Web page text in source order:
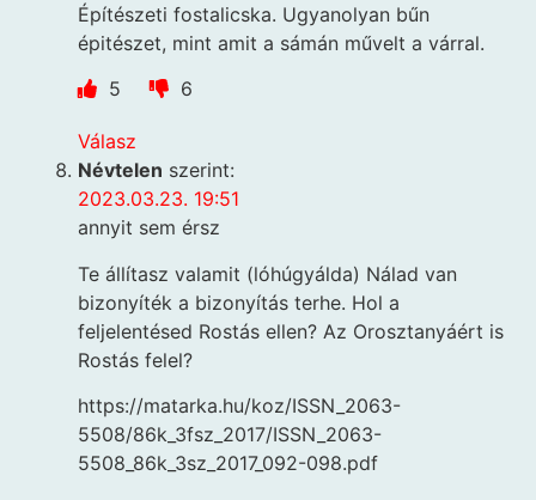
Építészeti fostalicska. Ugyanolyan bűn
épitészet, mint amit a sámán művelt a várral.
5
6
Válasz
Névtelen szerint:
2023.03.23. 19:51
annyit sem érsz
Te állítasz valamit (lóhúgyálda) Nálad van
bizonyíték a bizonyítás terhe. Hol a
feljelentésed Rostás ellen? Az Orosztanyáért is
Rostás felel?
https://matarka.hu/koz/ISSN_2063-
5508/86k_3fsz_2017/ISSN_2063-
5508_86k_3sz_2017_092-098.pdf